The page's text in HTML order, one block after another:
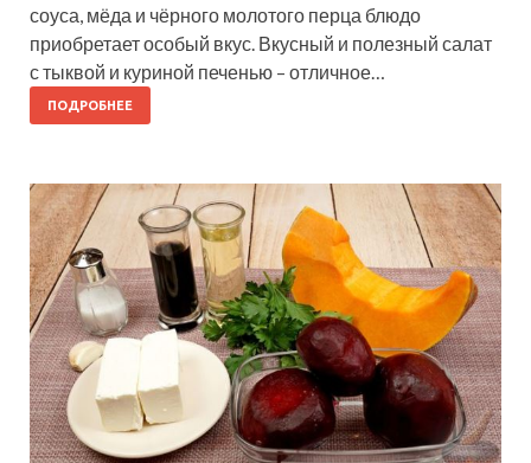
соуса, мёда и чёрного молотого перца блюдо
приобретает особый вкус. Вкусный и полезный салат
с тыквой и куриной печенью – отличное…
ПОДРОБНЕЕ